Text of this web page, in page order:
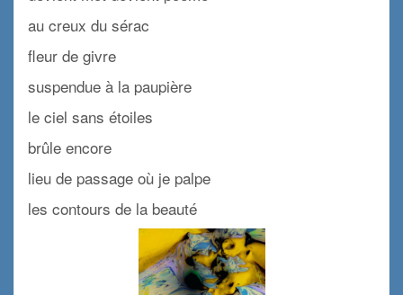
au creux du sérac
fleur de givre
suspendue à la paupière
le ciel sans étoiles
brûle encore
lieu de passage où je palpe
les contours de la beauté